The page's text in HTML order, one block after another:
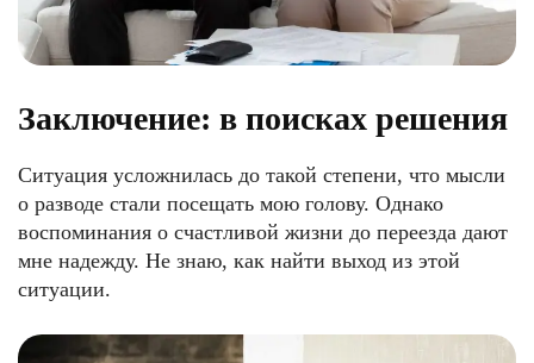
Заключение: в поисках решения
Ситуация усложнилась до такой степени, что мысли
о разводе стали посещать мою голову. Однако
воспоминания о счастливой жизни до переезда дают
мне надежду. Не знаю, как найти выход из этой
ситуации.